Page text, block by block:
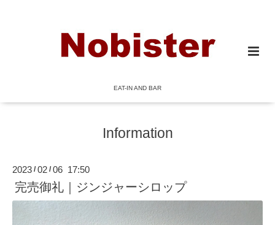
EAT-IN AND BAR
Information
2023 /02 /06 17:50
完売御礼｜ジンジャーシロップ